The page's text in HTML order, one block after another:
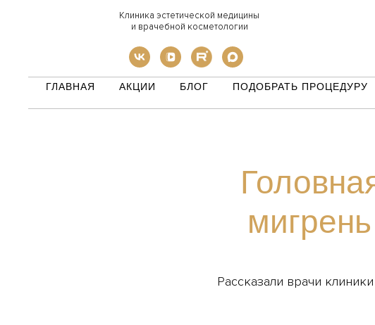
Клиника эстетической медицины
и врачебной косметологии
ГЛАВНАЯ АКЦИИ БЛОГ ПОДОБРАТЬ ПРОЦЕДУРУ
Рассказали врачи